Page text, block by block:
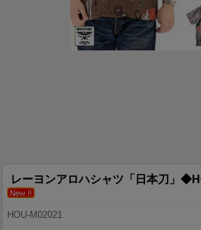
レーヨンアロハシャツ「日本刀」
HOU-M02021